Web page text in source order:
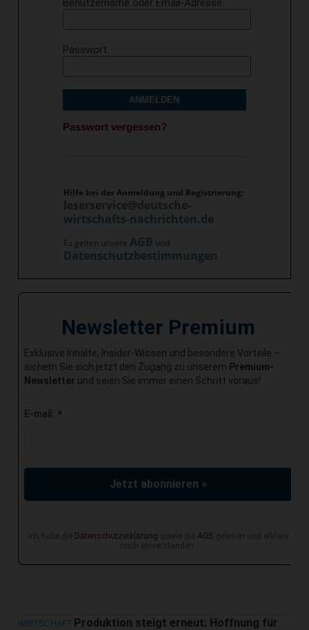
Benutzername oder Email-Adresse
Passwort
ANMELDEN
Passwort vergessen?
Hilfe bei der Anmeldung und Registrierung:
leserservice@deutsche-
wirtschafts-nachrichten.de
Es gelten unsere AGB und
Datenschutzbestimmungen
Newsletter Premium
Exklusive Inhalte, Insider-Wissen und besondere Vorteile –
sichern Sie sich jetzt den Zugang zu unserem Premium-
Newsletter und seien Sie immer einen Schritt voraus!
E-mail: *
Jetzt abonnieren »
Ich habe die Datenschutzerklärung sowie die AGB gelesen und erkläre
mich einverstanden.
WIRTSCHAFT Produktion steigt erneut: Hoffnung für